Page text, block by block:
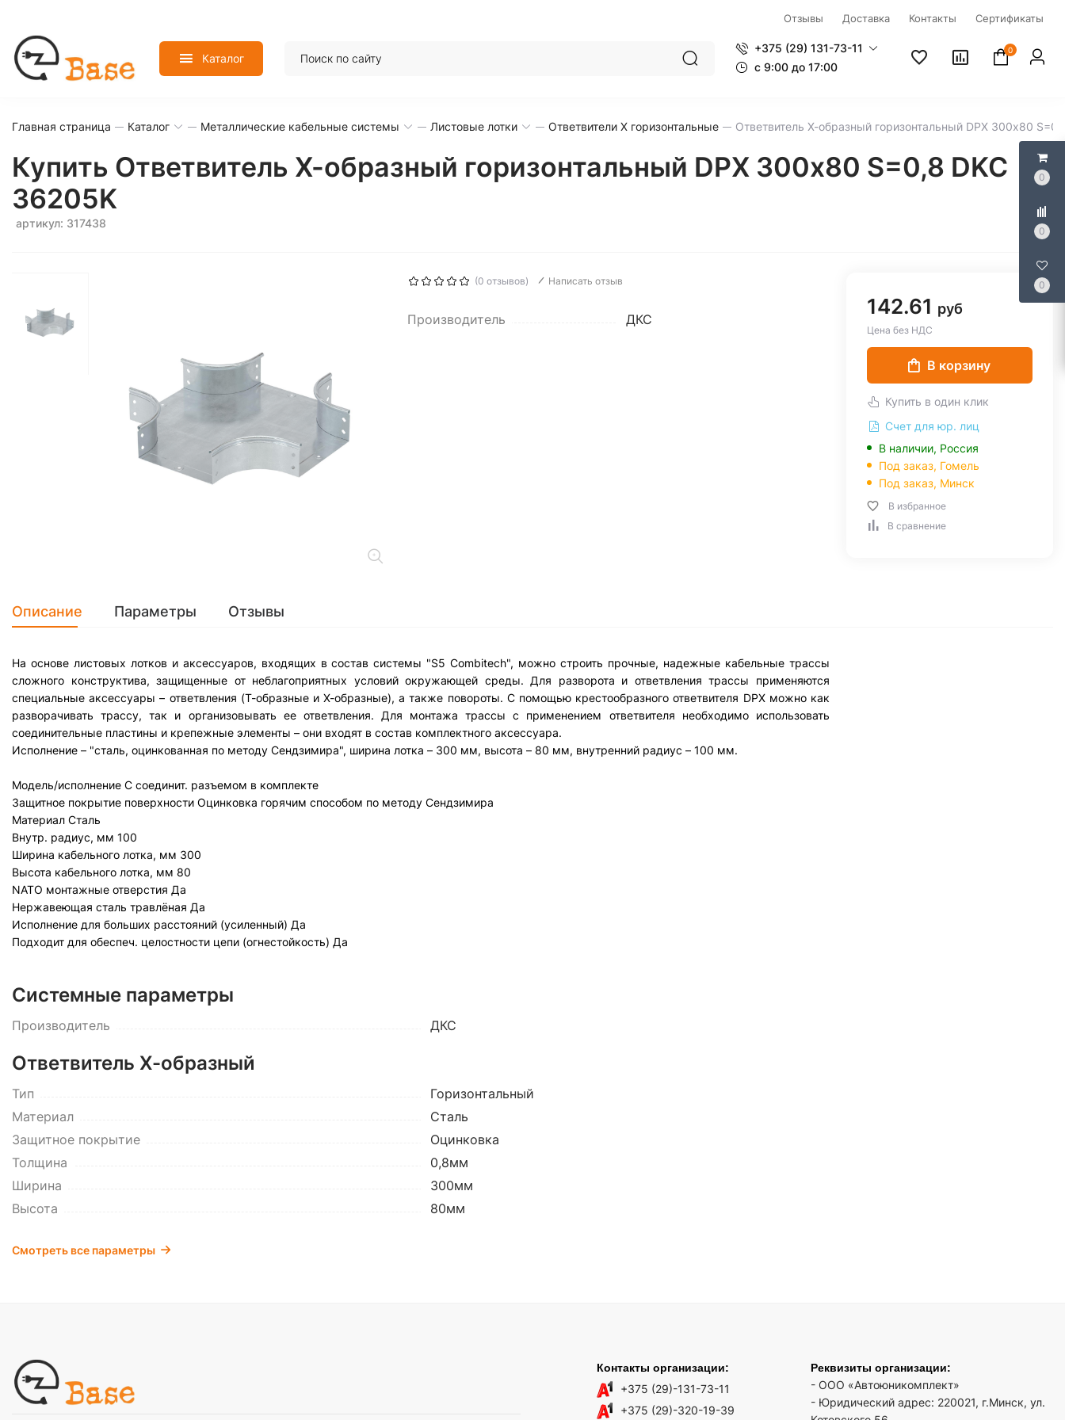
0
0
0
Отзывы Доставка Контакты Сертификаты
Каталог
+375 (29) 131-73-11
c 9:00 до 17:00
0
Главная страница Каталог Металлические кабельные системы Листовые лотки Ответвители Х горизонтальные Ответвитель Х-образный горизонтальный DPX 300х80
Купить Ответвитель Х-образный горизонтальный DPX 300х80 S=0,8 DKC
36205K
артикул: 317438
(0 отзывов) Написать отзыв
Производитель ДКС
142.61 руб
Цена без НДС
В корзину
Купить в один клик
Счет для юр. лиц
В наличии, Россия
Под заказ, Гомель
Под заказ, Минск
В избранное
В сравнение
Описание Параметры Отзывы
На основе листовых лотков и аксессуаров, входящих в состав системы "S5 Combitech", можно строить прочные, надежные кабельные трассы
сложного конструктива, защищенные от неблагоприятных условий окружающей среды. Для разворота и ответвления трассы применяются
специальные аксессуары – ответвления (Т-образные и Х-образные), а также повороты. С помощью крестообразного ответвителя DPX можно как
разворачивать трассу, так и организовывать ее ответвления. Для монтажа трассы с применением ответвителя необходимо использовать
соединительные пластины и крепежные элементы – они входят в состав комплектного аксессуара.
Исполнение – "сталь, оцинкованная по методу Сендзимира", ширина лотка – 300 мм, высота – 80 мм, внутренний радиус – 100 мм.
Модель/исполнение С соединит. разъемом в комплекте
Защитное покрытие поверхности Оцинковка горячим способом по методу Сендзимира
Материал Сталь
Внутр. радиус, мм 100
Ширина кабельного лотка, мм 300
Высота кабельного лотка, мм 80
NATO монтажные отверстия Да
Нержавеющая сталь травлёная Да
Исполнение для больших расстояний (усиленный) Да
Подходит для обеспеч. целостности цепи (огнестойкость) Да
Системные параметры
Производитель ДКС
Ответвитель Х-образный
Тип
Горизонтальный
Материал
Сталь
Защитное покрытие
Оцинковка
Толщина
0,8мм
Ширина
300мм
Высота
80мм
Смотреть все параметры
Контакты организации:
+375 (29)-131-73-11
+375 (29)-320-19-39
Реквизиты организации:
- ООО «Автоюникомплект»
- Юридический адрес: 220021, г.Минск, ул.